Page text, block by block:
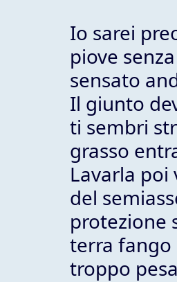
Io sarei
piove
sensato
Il giunto
ti sembri
grasso
Lavarla
del
protezione
terra
troppo